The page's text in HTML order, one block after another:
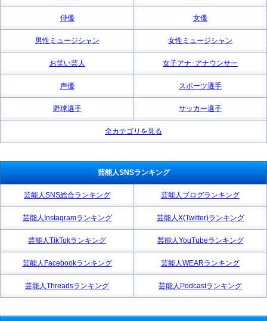
俳優 女優
男性ミュージシャン 女性ミュージシャン
お笑い芸人 女子アナ･アナウンサー
声優 スポーツ選手
野球選手 サッカー選手
全カテゴリを見る
芸能人SNSランキング
芸能人SNS総合ランキング 芸能人ブログランキング
芸能人Instagramランキング 芸能人X(Twitter)ランキング
芸能人TikTokランキング 芸能人YouTubeランキング
芸能人Facebookランキング 芸能人WEARランキング
芸能人Threadsランキング 芸能人Podcastランキング